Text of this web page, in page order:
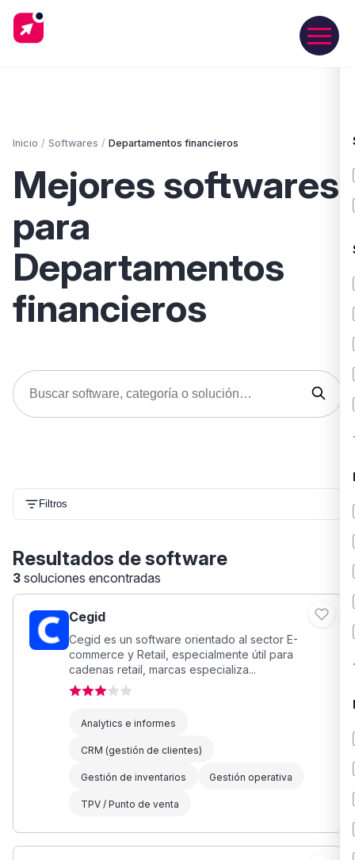
Inicio / Softwares / Departamentos financieros
Mejores softwares
para
Departamentos
financieros
Filtros
Resultados de software
3 soluciones encontradas
Cegid
Cegid es un software orientado al sector E-
commerce y Retail, especialmente útil para
cadenas retail, marcas especializa...
Analytics e informes
CRM (gestión de clientes)
Gestión de inventarios Gestión operativa
TPV / Punto de venta